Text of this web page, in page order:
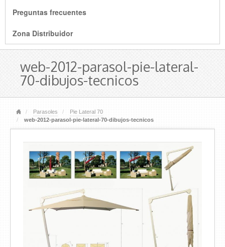
Preguntas frecuentes
Zona Distribuidor
web-2012-parasol-pie-lateral-
70-dibujos-tecnicos
Parasoles
Pie Lateral 70
web-2012-parasol-pie-lateral-70-dibujos-tecnicos